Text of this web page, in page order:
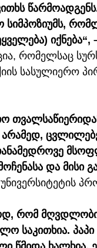
სიმპოზიუმს,
იქნება“,
რომელსაც
სასულიერო
და მისი
რომ
საკითხია.